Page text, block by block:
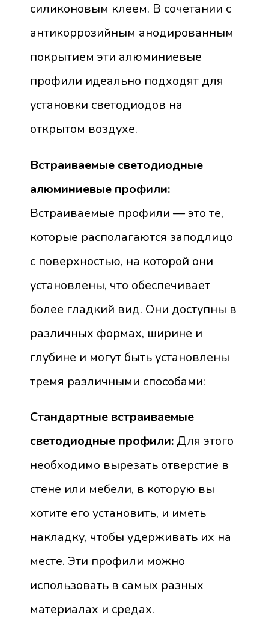
силиконовым клеем. В сочетании с
антикоррозийным анодированным
покрытием эти алюминиевые
профили идеально подходят для
установки светодиодов на
открытом воздухе.
Встраиваемые светодиодные
алюминиевые профили:
Встраиваемые профили — это те,
которые располагаются заподлицо
с поверхностью, на которой они
установлены, что обеспечивает
более гладкий вид. Они доступны в
различных формах, ширине и
глубине и могут быть установлены
тремя различными способами:
Стандартные встраиваемые
светодиодные профили: Для этого
необходимо вырезать отверстие в
стене или мебели, в которую вы
хотите его установить, и иметь
накладку, чтобы удерживать их на
месте. Эти профили можно
использовать в самых разных
материалах и средах.